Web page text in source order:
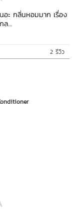
อะ กลิ่นหอมมาก เรื่อง
ล...
2 รีวิว